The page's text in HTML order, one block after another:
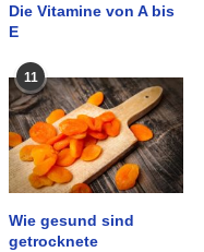
Die Vitamine von A bis
E
11
Wie gesund sind
getrocknete